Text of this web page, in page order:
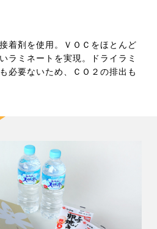
着剤を使用。ＶＯＣをほとんど
ラミネートを実現。ドライラミ
必要ないため、ＣＯ２の排出も